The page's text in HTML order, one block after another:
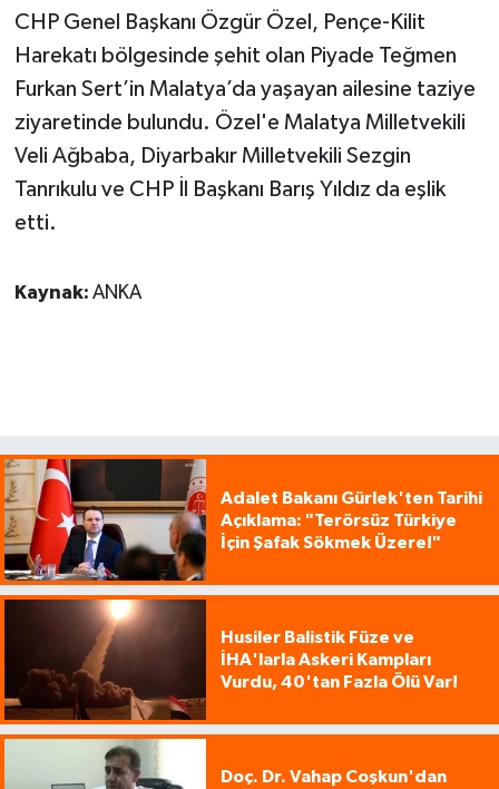
CHP Genel Başkanı Özgür Özel, Pençe-Kilit
Harekatı bölgesinde şehit olan Piyade Teğmen
Furkan Sert’in Malatya’da yaşayan ailesine taziye
ziyaretinde bulundu. Özel'e Malatya Milletvekili
Veli Ağbaba, Diyarbakır Milletvekili Sezgin
Tanrıkulu ve CHP İl Başkanı Barış Yıldız da eşlik
etti.
Kaynak: ANKA
Adalet Bakanı Gürlek'ten Tarihi
Açıklama: "Terörsüz Türkiye
İçin Şafak Sökmek Üzere!"
Husiler Balistik Füze ve
İHA'larla Askeri Kampları
Vurdu, 40'tan Fazla Ölü Var!
Doç. Dr. Vahap Coşkun'dan